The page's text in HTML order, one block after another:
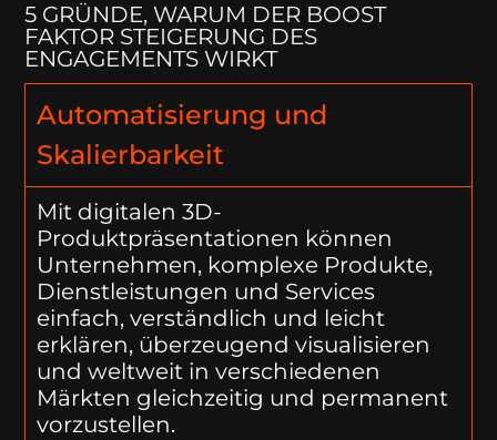
5 GRÜNDE, WARUM DER BOOST
FAKTOR STEIGERUNG DES
ENGAGEMENTS WIRKT
Automatisierung und
Skalierbarkeit
Mit digitalen 3D-
Produktpräsentationen können
Unternehmen, komplexe Produkte,
Dienstleistungen und Services
einfach, verständlich und leicht
erklären, überzeugend visualisieren
und weltweit in verschiedenen
Märkten gleichzeitig und permanent
vorzustellen.